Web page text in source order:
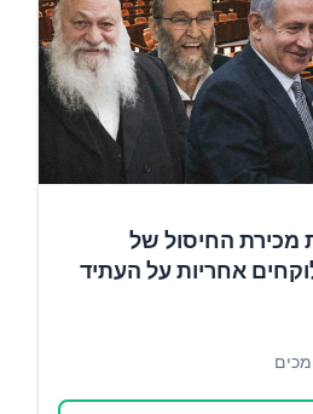
מכירת החיסול של
אחריות על העתיד